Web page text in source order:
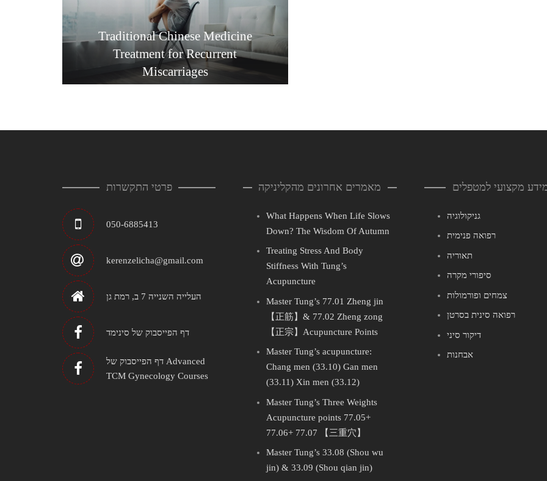
Traditional Chinese Medicine
Treatment for Recurrent
Miscarriages
פרטי התקשרות
050-6885413
kerenzelicha@gmail.com
העלייה השנייה 7 ב, רמת גן
דף הפייסבוק של סינימד
דף הפייסבוק של Advanced
TCM Gynecology Courses
מאמרים אחרונים מהקליניקה
What Happens When Life Slows
Down? The Wisdom Of Autumn
Treating Stress And Body
Stiffness With Tung’s
Acupuncture
Master Tung’s 77.01 Zheng jin
【正筋】& 77.02 Zheng zong
【正宗】Acupuncture Points
Master Tung’s acupuncture:
Chang men (33.10) Gan men
(33.11) Xin men (33.12)
Master Tung’s Three Weights
Acupuncture points 77.05+
77.06+ 77.07 【三重穴】
Master Tung’s 33.08 (Shou wu
jin) & 33.09 (Shou qian jin)
מקצועי למטפלים
גניקולוגיה
רפואה פנימית
תאוריה
סיפורי מקרה
צמחים ופורמולות
רפואה סינית בסרטן
דיקור סיני
אבחנות